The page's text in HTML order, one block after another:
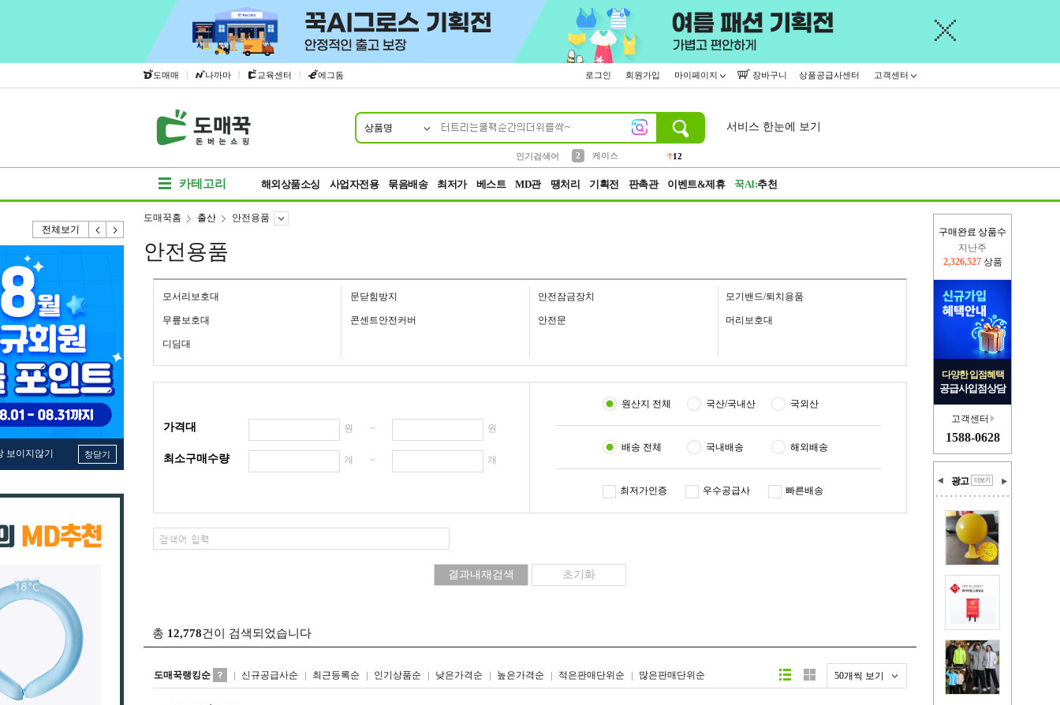
도매매 | 나까마 | 교육센터 | 에그돔 로그인 회원가입 마이페이지 장바구니 상품공급사센터 고객센터
상품명
인기검색어
2
케이스
12
서비스 한눈에 보기
카테고리 해외상품소싱 사업자전용 묶음배송 최저가 베스트 MD관 땡처리 기획전 판촉관 이벤트&제휴 꾹AI:추천
전체보기
보이지않기 창닫기
구매완료 상품수
지난주
2,326,527상품
이번주
다양한 입점혜택
공급사입점상담
고객센터
1588-0628
광고
도매꾹홈 출산 안전용품
안전용품
모서리보호대 문닫힘방지 안전잠금장치 모기밴드/퇴치용품
무릎보호대 콘센트안전커버 안전문 머리보호대
디딤대
가격대 원 ~ 원
최소구매수량 개 ~ 개
원산지 전체 국산/국내산 국외산
배송 전체 국내배송 해외배송
최저가인증 우수공급사 빠른배송
총 12,778건이 검색되었습니다
도매꾹랭킹순 신규공급사순 최근등록순 인기상품순 낮은가격순 높은가격순 적은판매단위순 많은판매단위순 50개씩 보기
리스트형갤러리형